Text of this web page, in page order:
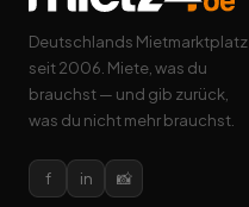
Deutschlands Mietmarktplatz
seit 2006. Miete, was du
brauchst — und gib zurück,
was du nicht mehr brauchst.
f in 📸